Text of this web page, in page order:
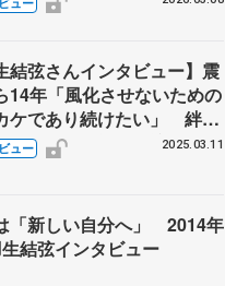
結弦さんインタビュー】震
14年「風化させないための
ケであり続けたい」 絆、
… 能登の被災地訪問で気
「ずっと続く支援の形」
に」
ュー 2025.03.11
「新しい自分へ」 2014年
結弦インタビュー